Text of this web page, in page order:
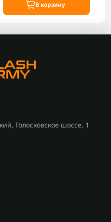
В корзину
Голосковское шоссе, 1